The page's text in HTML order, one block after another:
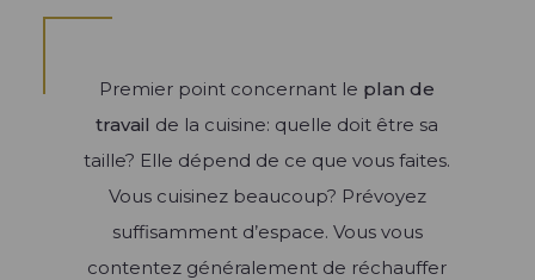
d'intérieur
Aménagement
Quoi de neuf en matière de couleurs pour
En savoir +
Premier point concernant le plan de
travail de la cuisine: quelle doit être sa
taille? Elle dépend de ce que vous faites.
Vous cuisinez beaucoup? Prévoyez
suffisamment d’espace. Vous vous
contentez généralement de réchauffer